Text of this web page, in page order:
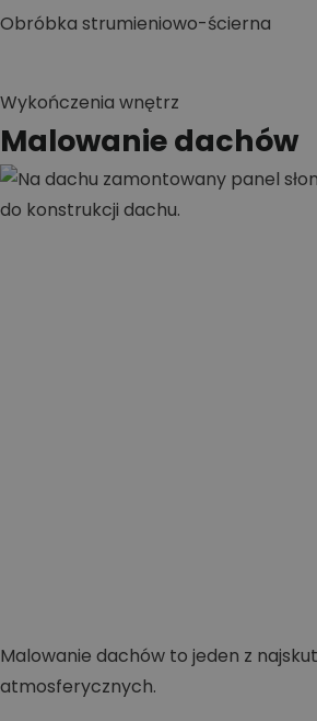
Obróbka strumieniowo-ścierna
Wykończenia wnętrz
Malowanie dachów
Malowanie dachów to jeden z
atmosferycznych.